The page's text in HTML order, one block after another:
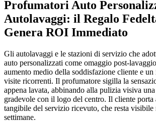
Profumatori Auto
Autolavaggi: il Regalo
Genera ROI Immediato
Gli autolavaggi e le stazioni di servizio che
auto personalizzati come omaggio post-
aumento medio della soddisfazione cliente e
visite ricorrenti. Il profumatore sigilla la
appena lavata, abbinando alla pulizia visiva
gradevole con il logo del centro. Il cliente porta
tangibile del servizio ricevuto, che resta
settimane.